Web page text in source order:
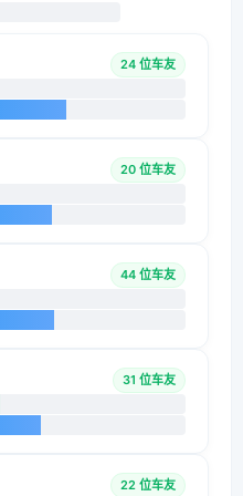
24 位车友
20 位车友
44 位车友
31 位车友
22 位车友